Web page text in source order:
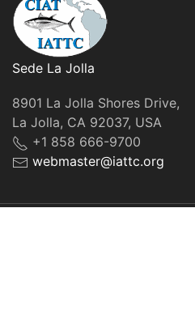
Sede La Jolla
8901 La Jolla Shores Drive,
La Jolla, CA 92037, USA
+1 858 666-9700
webmaster@iattc.org